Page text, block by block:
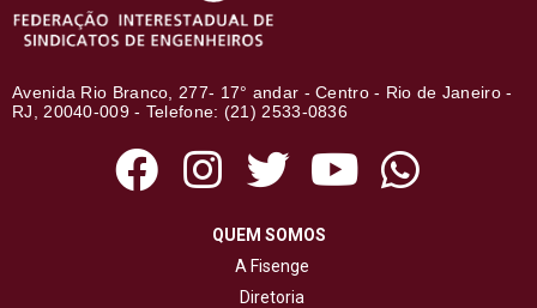
Avenida Rio Branco, 277- 17° andar - Centro - Rio de Janeiro -
RJ, 20040-009 - Telefone: (21) 2533-0836
QUEM SOMOS
A Fisenge
Diretoria